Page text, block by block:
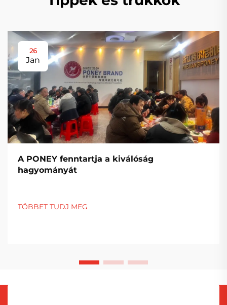
26
Jan
A PONEY fenntartja a kiválóság
hagyományát
TÖBBET TUDJ MEG